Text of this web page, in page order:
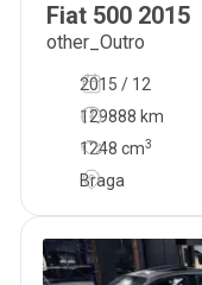
Fiat 500 2015
other_Outro
2015 / 12
129888 km
1248 cm3
Braga